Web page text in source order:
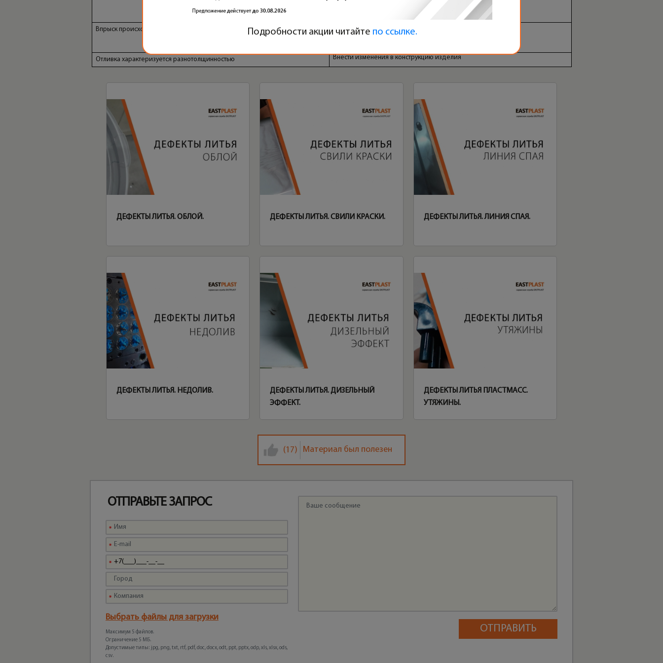
Впрыск происходит в область малой толщины стенки Перенести место впрыска,
Отливка характеризуется разнотолщинностью Внести изменения в конструкцию изделия
ДЕФЕКТЫ ЛИТЬЯ. ОБЛОЙ. ДЕФЕКТЫ ЛИТЬЯ. СВИЛИ КРАСКИ. ДЕФЕКТЫ ЛИТЬЯ. ЛИНИЯ СПАЯ.
ДЕФЕКТЫ ЛИТЬЯ. НЕДОЛИВ.
ДЕФЕКТЫ ЛИТЬЯ. ДИЗЕЛЬНЫЙ
ЭФФЕКТ.
ДЕФЕКТЫ ЛИТЬЯ ПЛАСТМАСС.
УТЯЖИНЫ.
(17) Материал был полезен
ОТПРАВЬТЕ ЗАПРОС
Выбрать файлы для загрузки
Максимум 5 файлов.
Ограничение 5 МБ.
Допустимые типы: jpg, png, txt, rtf, pdf, doc, docx, odt, ppt, pptx, odp, xls, xlsx, ods,
csv.
Подробности акции читайте по ссылке.